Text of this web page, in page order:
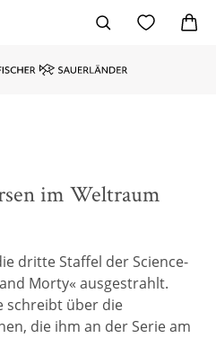
im Weltraum
dritte Staffel der Science-
Morty« ausgestrahlt.
schreibt über die
die ihm an der Serie am